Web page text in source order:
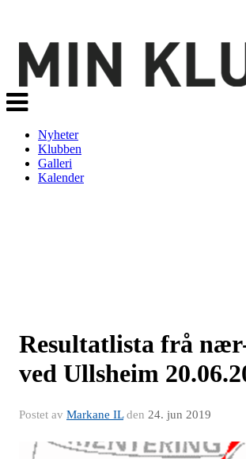
Veksle
navigasjon
Nyheter
Klubben
Galleri
Kalender
Resultatlista frå
ved Ullsheim
Postet av Markane ILden 24. jun 2019